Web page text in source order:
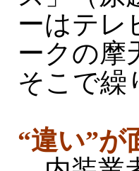
ーはテレ
ークの摩
そこで繰
“違い”が